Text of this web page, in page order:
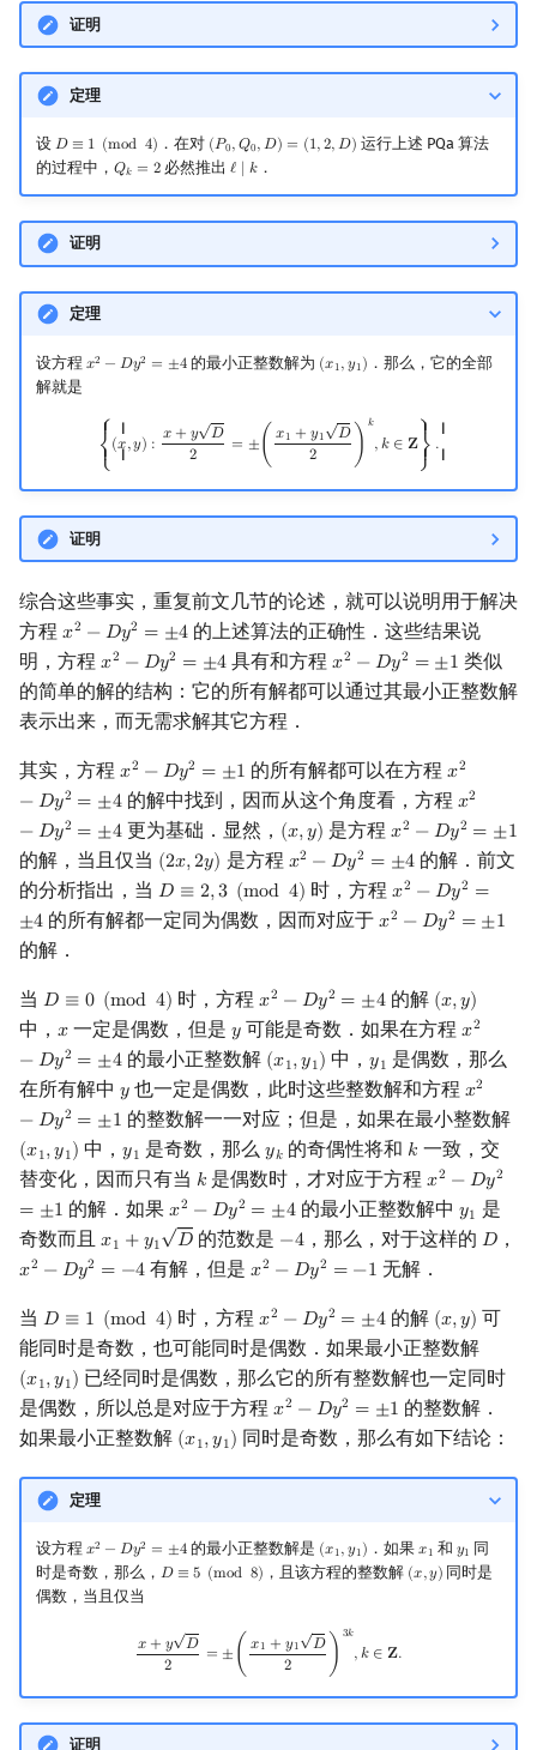
证明
定理
设 𝐷 ≡ 1 (mod 4)
D≡1( mod4) ．在对 (𝑃0,𝑄0,𝐷) = (1,2,𝐷)
(P0,Q0,D)=( 1,2 ,D)
运行上述 PQa 算法
的过程中， 𝑄𝑘 = 2
Qk =2 必然推出ℓ ∣ 𝑘
ℓ ．
证明
定理
设方程 𝑥2 − 𝐷𝑦2 = ±4
x2 −D y2=± 4 的最小正整数解为 (𝑥1,𝑦1)
(x1,y1)
．那么，它的全部
解就是
⎧{ {
⎨{ {
⎩
(𝑥,𝑦) : 𝑥+𝑦
√
𝐷
2
= ±( 𝑥1 +𝑦1
√
𝐷
2
)
𝑘
,𝑘 ∈ 𝐙
⎫{ {
⎬
{ {
⎭
.
{ x y): x+y x1 +y D 2) , k∈ Z}
证明
综合这些事实，重复前文几节的论述，就可以说明用于解决
方程 𝑥2 −𝐷𝑦2 = ±4
x2 −D y2=± 4
的上述算法的正确性．这些结果说
明，方程 𝑥2 −𝐷𝑦2 = ±4
x2 −D y2=± 4 具有和方程𝑥2 −𝐷𝑦2 = ±1
x2 −D y2=± 1
类似
的简单的解的结构：它的所有解都可以通过其最小正整数解
表示出来，而无需求解其它方程．
其实，方程 𝑥2 −𝐷𝑦2 = ±1
x2 −D y2=± 1 的所有解都可以在方程𝑥2
−𝐷𝑦2 = ±4
x2
的解中找到，因而从这个角度看，方程 𝑥2
−𝐷𝑦2 = ±4
x2
更为基础．显然， (𝑥,𝑦)
(x,y) 是方程𝑥2 −𝐷𝑦2 = ±1
x2 −D y2=± 1
的解，当且仅当 (2𝑥,2𝑦)
(2x,2y) 是方程 𝑥2 −𝐷𝑦2 = ±4
x2 −D y2=± 4
的解．前文
的分析指出，当 𝐷 ≡ 2,3 (mod 4)
D≡ 2, 3(mod4) 时，方程𝑥2 −𝐷𝑦2 =
±4
x2 −D y2=± 4
的所有解都一定同为偶数，因而对应于𝑥2 −𝐷𝑦2 = ±1
x2 −D y2=± 1
的解．
当 𝐷 ≡ 0 (mod 4)
D≡ 0( mod4) 时，方程𝑥2 −𝐷𝑦2 = ±4
x2 −D y2=± 4 的解 (𝑥,𝑦)
(x,y)
中， 𝑥
x 一定是偶数，但是𝑦
y可能是奇数．如果在方程 𝑥2
−𝐷𝑦2 = ±4
x2
的最小正整数解 (𝑥1,𝑦1)
(x1,y1) 中，𝑦1
y1 是偶数，那么
在所有解中 𝑦
y也一定是偶数，此时这些整数解和方程 𝑥2
−𝐷𝑦2 = ±1
x2
的整数解一一对应；但是，如果在最小整数解
(𝑥1,𝑦1)
(x1,y1) 中，𝑦1
y1 是奇数，那么𝑦𝑘
yk 的奇偶性将和 𝑘
k 一致，交
替变化，因而只有当 𝑘
k 是偶数时，才对应于方程𝑥2 −𝐷𝑦2
= ±1
x2 −D y2=±
的解．如果𝑥2 −𝐷𝑦2 = ±4
x2 −D y2=± 4 的最小正整数解中 𝑦1
y1 是
奇数而且 𝑥1 +𝑦1
√
𝐷
x1 +y1D 的范数是 −4
−4，那么，对于这样的 𝐷
D，
𝑥2 −𝐷𝑦2 = −4
x2 −D y2=− 4 有解，但是𝑥2 −𝐷𝑦2 = −1
x2 −D y2=− 1 无解．
当 𝐷 ≡ 1 (mod 4)
D≡ 1( mod4) 时，方程𝑥2 −𝐷𝑦2 = ±4
x2 −D y2=± 4 的解 (𝑥,𝑦)
(x,y) 可
能同时是奇数，也可能同时是偶数．如果最小正整数解
(𝑥1,𝑦1)
(x1,y1)
已经同时是偶数，那么它的所有整数解也一定同时
是偶数，所以总是对应于方程 𝑥2 −𝐷𝑦2 = ±1
x2 −D y2=± 1
的整数解．
如果最小正整数解 (𝑥1,𝑦1)
(x1,y1) 同时是奇数，那么有如下结论：
定理
设方程 𝑥2 − 𝐷𝑦2 = ±4
x2 −D y2=± 4 的最小正整数解是 (𝑥1,𝑦1)
(x1,y1) ．如果 𝑥1
x1 和 𝑦1
y1 同
时是奇数，那么， 𝐷 ≡ 5 (mod 8)
D≡5( mod8) ，且该方程的整数解 (𝑥,𝑦)
(x,y)
同时是
偶数，当且仅当
𝑥 + 𝑦
√
𝐷
2
= ± ( 𝑥1 + 𝑦1
√
𝐷
2
)
3𝑘
,𝑘 ∈ 𝐙.
x+ (x 1 3 k,k ∈ Z.
证明